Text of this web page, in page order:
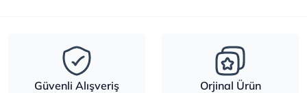
Güvenli Alışveriş Orjinal Ürün